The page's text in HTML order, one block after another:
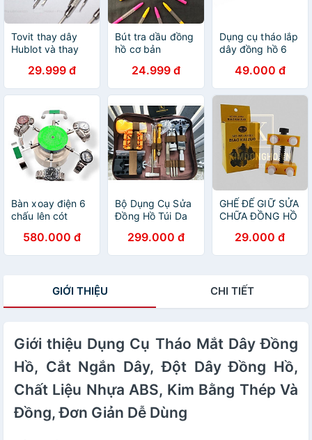
Tovit thay dây
Hublot và thay
29.999 đ
Bút tra dầu đồng
hồ cơ bản
24.999 đ
Dụng cụ tháo lắp
dây đồng hồ 6
49.000 đ
Bàn xoay điện 6
chấu lên cót
580.000 đ
Bộ Dụng Cụ Sửa
Đồng Hồ Túi Da
Nhất Chuyên
Sửa Đồng Hồ
299.000 đ
GHẾ ĐẾ GIỮ SỬA
CHỮA ĐỒNG HỒ
29.000 đ
GIỚI THIỆU CHI TIẾT
Giới thiệu Dụng Cụ Tháo Mắt Dây Đồng
Hồ, Cắt Ngắn Dây, Đột Dây Đồng Hồ,
Chất Liệu Nhựa ABS, Kim Bằng Thép Và
Đồng, Đơn Giản Dễ Dùng